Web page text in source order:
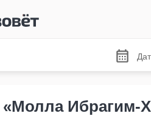
«Молла Ибрагим-